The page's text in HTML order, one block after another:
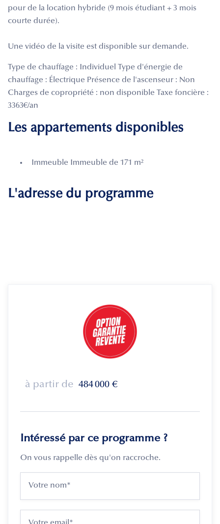
pour de la location hybride (9 mois étudiant + 3 mois
courte durée).
Une vidéo de la visite est disponible sur demande.
Type de chauffage : Individuel Type d'énergie de
chauffage : Électrique Présence de l'ascenseur : Non
Charges de copropriété : non disponible Taxe foncière :
3363€/an
Les appartements disponibles
Immeuble Immeuble de 171 m²
L'adresse du programme
à partir de 484 000 €
Intéressé par ce programme ?
On vous rappelle dès qu'on raccroche.